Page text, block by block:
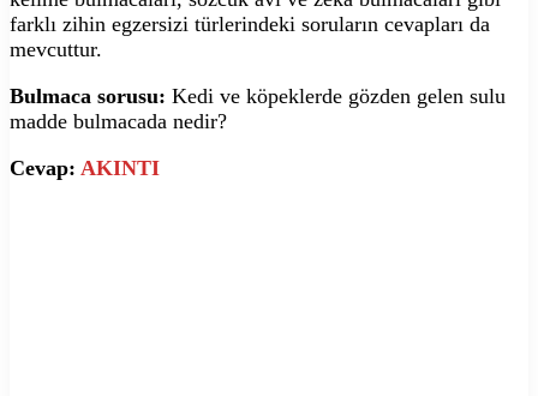
farklı zihin egzersizi türlerindeki soruların cevapları da
mevcuttur.
Bulmaca sorusu: Kedi ve köpeklerde gözden gelen sulu
madde bulmacada nedir?
Cevap: AKINTI